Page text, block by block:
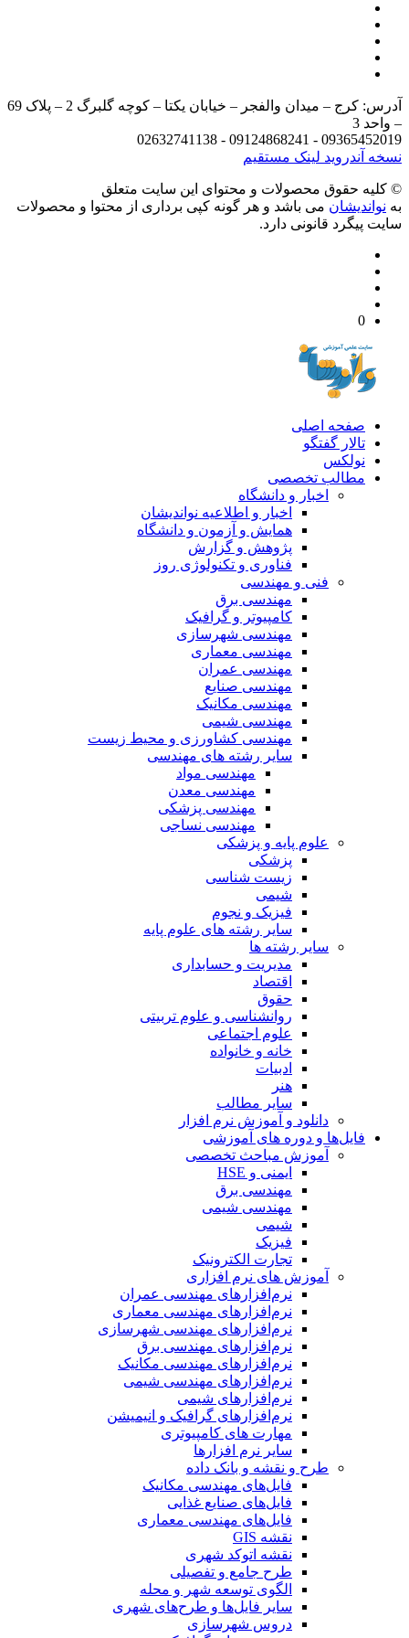
آدرس: کرج – میدان والفجر – خیابان یکتا – کوچه گلبرگ 2 – پلاک 69
3
09365452019 - 09124868241 -
آندرویدلینک مستقیم
حقوق محصولات و محتوای اين سایت متعلق
می باشد و هر گونه کپی برداری از محتوا و محصولات
پیگرد قانونی دارد.
صفحه اصلی
تالار گفتگو
نولکس
مطالب تخصصی
اخبار و دانشگاه
اخبار و اطلاعیه نواندیشان
همایش و آزمون و دانشگاه
پژوهش و گزارش
فناوری و تکنولوژی روز
فنی و مهندسی
مهندسی برق
کامپیوتر و گرافیک
مهندسی شهرسازی
مهندسی معماری
مهندسی عمران
مهندسی صنایع
مهندسی مکانیک
مهندسی شیمی
مهندسی کشاورزی و محیط زیست
سایر رشته های مهندسی
مهندسی مواد
مهندسی معدن
مهندسی پزشکی
مهندسی نساجی
علوم پایه و پزشکی
پزشکی
زیست شناسی
شیمی
فیزیک و نجوم
سایر رشته های علوم پایه
سایر رشته ها
مدیریت و حسابداری
اقتصاد
حقوق
روانشناسی و علوم تربیتی
علوم اجتماعی
خانه و خانواده
ادبیات
هنر
سایر مطالب
دانلود و آموزش نرم افزار
فایل‌ها و دوره های آموزشی
آموزش مباحث تخصصی
ایمنی و HSE
مهندسی برق
مهندسی شیمی
شیمی
فیزیک
تجارت الکترونیک
آموزش های نرم افزاری
نرم‌افزارهای مهندسی عمران
نرم‌افزارهای مهندسی معماری
نرم‌افزارهای مهندسی شهرسازی
نرم‌افزارهای مهندسی برق
نرم‌افزارهای مهندسی مکانیک
نرم‌افزارهای مهندسی شیمی
نرم‌افزارهای شیمی
نرم‌افزارهای گرافیک و انیمیشن
مهارت های کامپیوتری
سایر نرم افزارها
طرح و نقشه و بانک داده
فایل‌های مهندسی مکانیک
فایل‌های صنایع غذایی
فایل‌های مهندسی معماری
نقشه GIS
نقشه اتوکد شهری
طرح جامع و تفصیلی
الگوی توسعه شهر و محله
سایر فایل‌ها و طرح‌های شهری
دروس شهرسازی